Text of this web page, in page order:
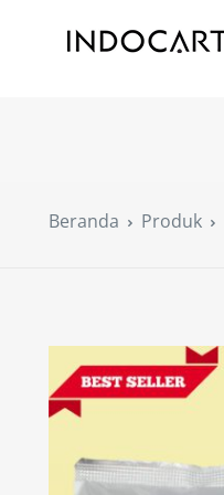
Beranda Produk